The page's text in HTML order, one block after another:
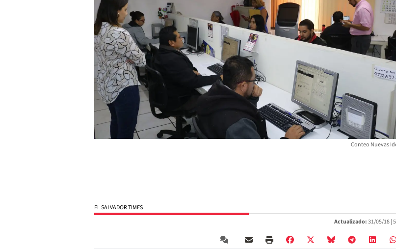
Conteo Nuevas
EL SALVADOR TIMES
Actualizado:31/05/18 |